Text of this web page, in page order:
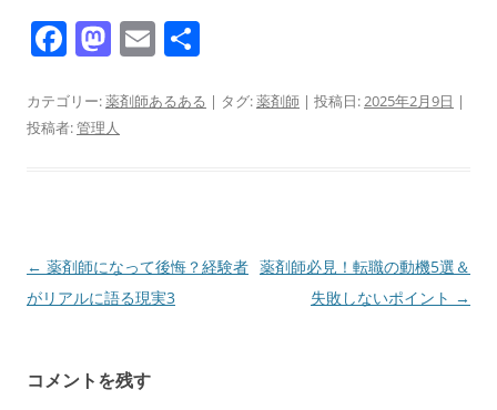
F
c
e
o
k
M
st
o
n
E
ai
カテゴリー:薬剤師あるある | タグ:薬剤師 | 投稿日:2025年2月9日 |
投稿者:管理人
投
稿
ゲ
← 薬剤師になって後悔？経験者
がリアルに語る現実3
薬剤師必見！転職の動機5選＆
失敗しないポイント →
コメントを残す